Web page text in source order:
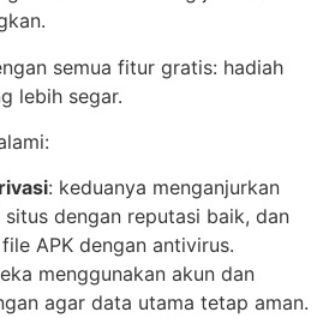
semua fitur gratis: hadiah
lebih segar.
: keduanya menganjurkan
dengan reputasi baik, dan
APK dengan antivirus.
menggunakan akun dan
agar data utama tetap aman.